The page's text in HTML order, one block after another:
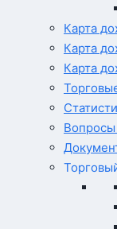
Карта
Карта
Карта
Вопросы